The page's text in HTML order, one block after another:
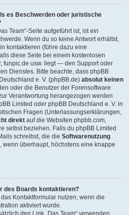
es Beschwerden oder juristische
Team“-Seite aufgeführt ist, ist ein
Wenn du so keine Antwort erhältst,
kontaktieren (führe dazu eine
diese Seite bei einem kostenlosen
funpic.de usw. liegt — den Support oder
Dienstes. Bitte beachte, dass phpBB
e. V. (phpBB.de) absolut keinen
oder die Benutzer der Forensoftware
Verantwortung herangezogen werden
Limited oder phpBB Deutschland e. V. in
Fragen (Unterlassungserklärungen,
direkt auf die Websiten phpbb.com,
selbst beziehen. Falls du phpBB Limited
schreibst, die die Softwarenutzung
wenn überhaupt, höchstens eine knappe
des Boards kontaktieren?
Kontaktformular nutzen, wenn die
aktiviert wurde.
den Link „Das Team“ verwenden.